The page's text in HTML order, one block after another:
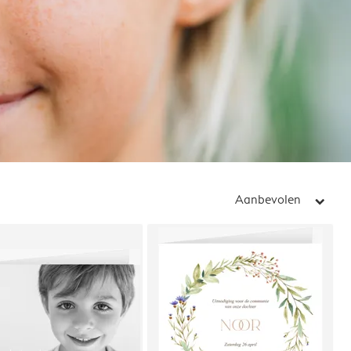
Aanbevolen arrow_right